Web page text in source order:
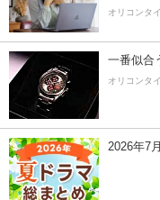
オリコンタ
一番似合
オリコンタ
2026年7